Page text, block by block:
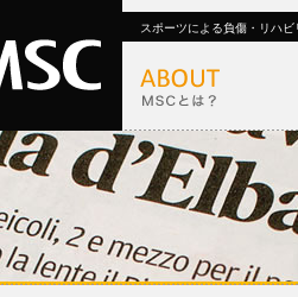
スポーツによる負傷・リハ